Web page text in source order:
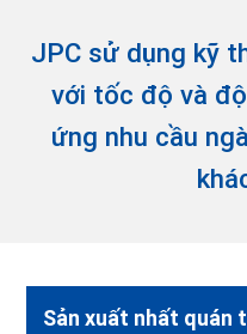
JPC sử dụng kỹ
với tốc độ và
ứng nhu cầu
Sản xuất nhất quán